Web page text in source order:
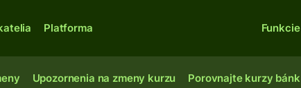
Platforma Funkcie
Upozornenia na zmeny kurzu Porovnajte kurzy bánk